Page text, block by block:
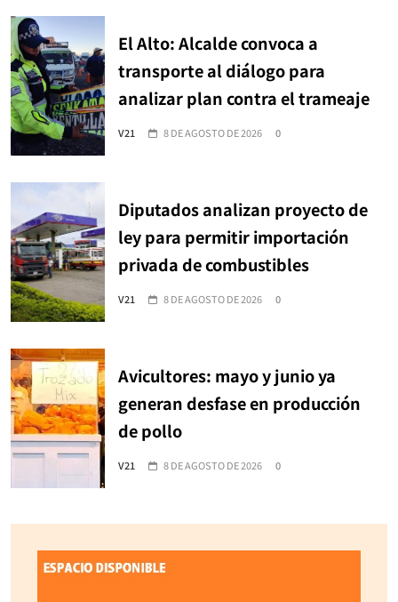
El Alto: Alcalde convoca a
transporte al diálogo para
analizar plan contra el trameaje
V21 8 DE AGOSTO DE 2026 0
Diputados analizan proyecto de
ley para permitir importación
privada de combustibles
V21 8 DE AGOSTO DE 2026 0
Avicultores: mayo y junio ya
generan desfase en producción
de pollo
V21 8 DE AGOSTO DE 2026 0